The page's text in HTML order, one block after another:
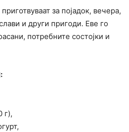
за појадок, вечера,
и други пригоди. Еве го
потребните состојки и
г),